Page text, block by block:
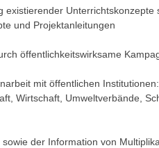
existierender Unterrichtskonzepte
und Projektanleitungen
öffentlichkeitswirksame
mit öffentlichen Institutionen:
Wirtschaft, Umweltverbände,
der Information von